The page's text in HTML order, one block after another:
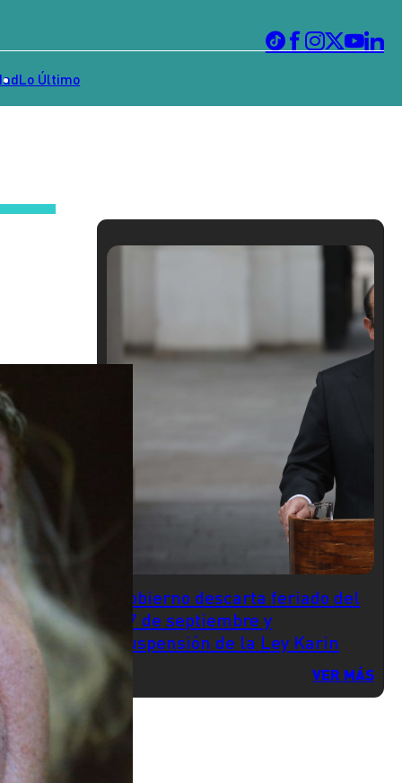
Lo Último
Gobierno descarta feriado del
17 de septiembre y
suspensión de la Ley Karin
VER MÁS